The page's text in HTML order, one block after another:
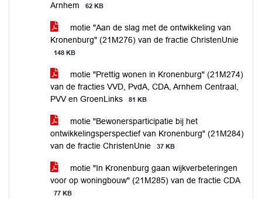
Arnhem
62 KB
motie "Aan de slag met de ontwikkeling van
Kronenburg" (21M276) van de fractie ChristenUnie
148 KB
motie "Prettig wonen in Kronenburg" (21M274)
van de fracties VVD, PvdA, CDA, Arnhem Centraal,
PVV en GroenLinks
81 KB
motie "Bewonersparticipatie bij het
ontwikkelingsperspectief van Kronenburg" (21M284)
van de fractie ChristenUnie
37 KB
motie "In Kronenburg gaan wijkverbeteringen
voor op woningbouw" (21M285) van de fractie CDA
77 KB